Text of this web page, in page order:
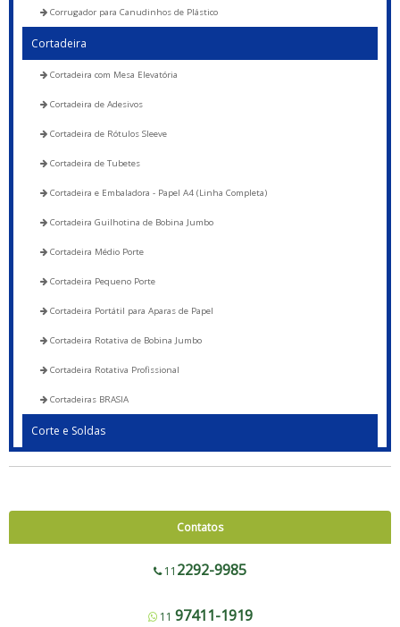
Corrugador para Canudinhos de Plástico
Cortadeira
Cortadeira com Mesa Elevatória
Cortadeira de Adesivos
Cortadeira de Rótulos Sleeve
Cortadeira de Tubetes
Cortadeira e Embaladora - Papel A4 (Linha Completa)
Cortadeira Guilhotina de Bobina Jumbo
Cortadeira Médio Porte
Cortadeira Pequeno Porte
Cortadeira Portátil para Aparas de Papel
Cortadeira Rotativa de Bobina Jumbo
Cortadeira Rotativa Profissional
Cortadeiras BRASIA
Corte e Soldas
Corte e Solda 1000 para Envelope de Segurança, Sacos de Correios e Sacos
Corte e Solda Fundo - 600 a 1200
Corte e Solda Fundo e Lateral 900
Contatos
11 2292-9985
11 97411-1919